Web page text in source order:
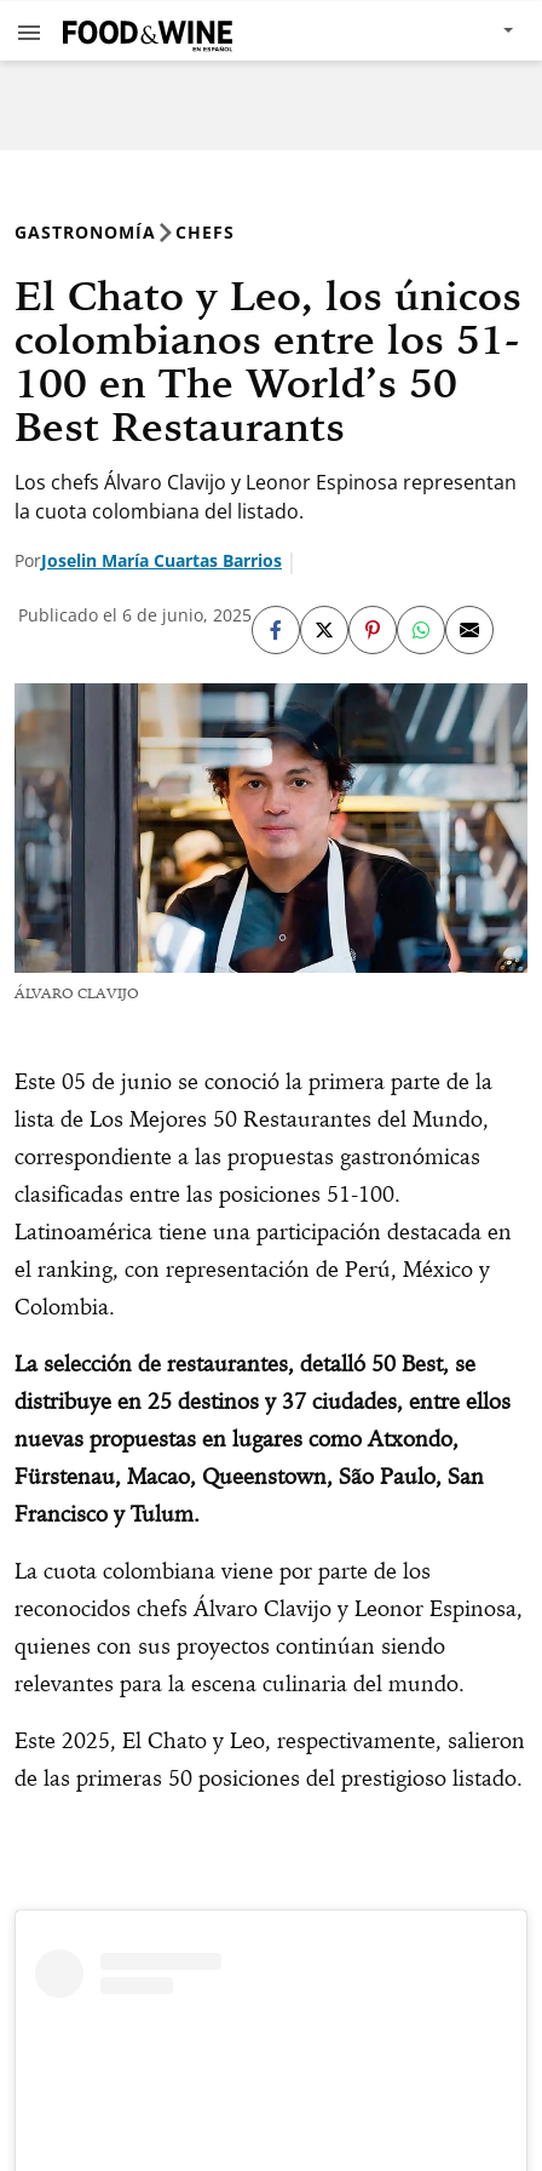
GASTRONOMÍA CHEFS
El Chato y Leo, los únicos
colombianos entre los 51-
100 en The World’s 50
Best Restaurants
Los chefs Álvaro Clavijo y Leonor Espinosa representan
la cuota colombiana del listado.
PorJoselin María Cuartas Barrios
Publicado el 6 de junio, 2025
ÁLVARO CLAVIJO
Este 05 de junio se conoció la primera parte de la
lista de Los Mejores 50 Restaurantes del Mundo,
correspondiente a las propuestas gastronómicas
clasificadas entre las posiciones 51-100.
Latinoamérica tiene una participación destacada en
el ranking, con representación de Perú, México y
Colombia.
La selección de restaurantes, detalló 50 Best, se
distribuye en 25 destinos y 37 ciudades, entre ellos
nuevas propuestas en lugares como Atxondo,
Fürstenau, Macao, Queenstown, São Paulo, San
Francisco y Tulum.
La cuota colombiana viene por parte de los
reconocidos chefs Álvaro Clavijo y Leonor Espinosa,
quienes con sus proyectos continúan siendo
relevantes para la escena culinaria del mundo.
Este 2025, El Chato y Leo, respectivamente, salieron
de las primeras 50 posiciones del prestigioso listado.